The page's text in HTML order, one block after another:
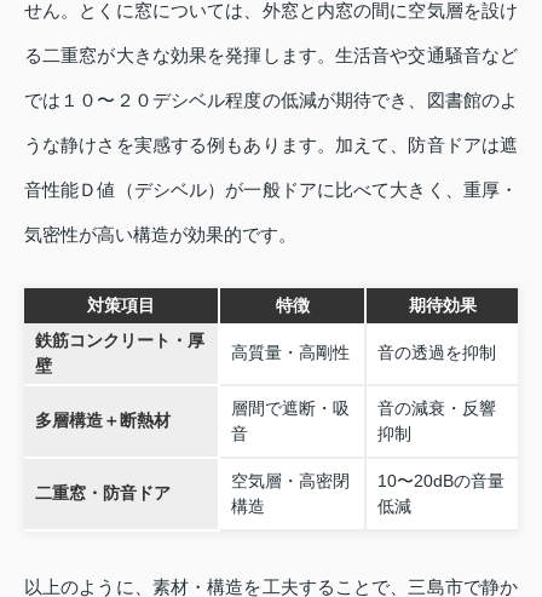
せん。とくに窓については、外窓と内窓の間に空気層を設け
る二重窓が大きな効果を発揮します。生活音や交通騒音など
では１０〜２０デシベル程度の低減が期待でき、図書館のよ
うな静けさを実感する例もあります。加えて、防音ドアは遮
音性能Ｄ値（デシベル）が一般ドアに比べて大きく、重厚・
気密性が高い構造が効果的です。
対策項目 特徴
期待効果
鉄筋コンクリート・厚
壁
高質量・高剛性 音の透過を抑制
多層構造＋断熱材
層間で遮断・吸
音
音の減衰・反響
抑制
二重窓・防音ドア
空気層・高密閉
構造
10〜20dBの音量
低減
以上のように、素材・構造を工夫することで、三島市で静か